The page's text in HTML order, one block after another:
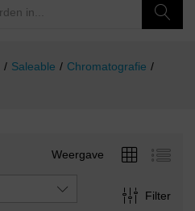
/ Saleable / Chromatografie /
Weergave
Filter